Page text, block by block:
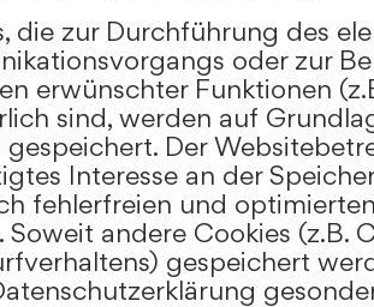
die zur Durchführung des
oder zur
erwünschter Funktionen
sind, werden auf
gespeichert. Der
Interesse an der
fehlerfreien und
Soweit andere Cookies (z.B.
gespeichert